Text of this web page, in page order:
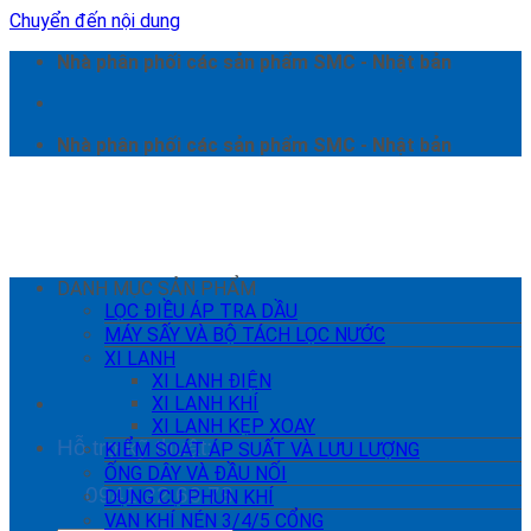
Chuyển đến nội dung
Nhà phân phối các sản phẩm SMC - Nhật bản
Nhà phân phối các sản phẩm SMC - Nhật bản
Hỗ trợ kỹ thuật:
0941 22 66 78
DANH MỤC SẢN PHẨM
LỌC ĐIỀU ÁP TRA DẦU
MÁY SẤY VÀ BỘ TÁCH LỌC NƯỚC
XI LANH
XI LANH ĐIỆN
XI LANH KHÍ
XI LANH KẸP XOAY
KIỂM SOÁT ÁP SUẤT VÀ LƯU LƯỢNG
ỐNG DÂY VÀ ĐẦU NỐI
DỤNG CỤ PHUN KHÍ
VAN KHÍ NÉN 3/4/5 CỔNG